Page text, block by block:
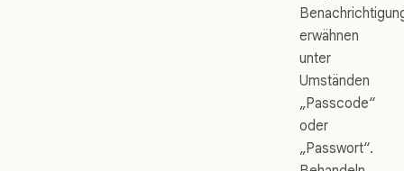
erwähnen
unter
Umständen
„Passcode“
oder
„Passwort“.